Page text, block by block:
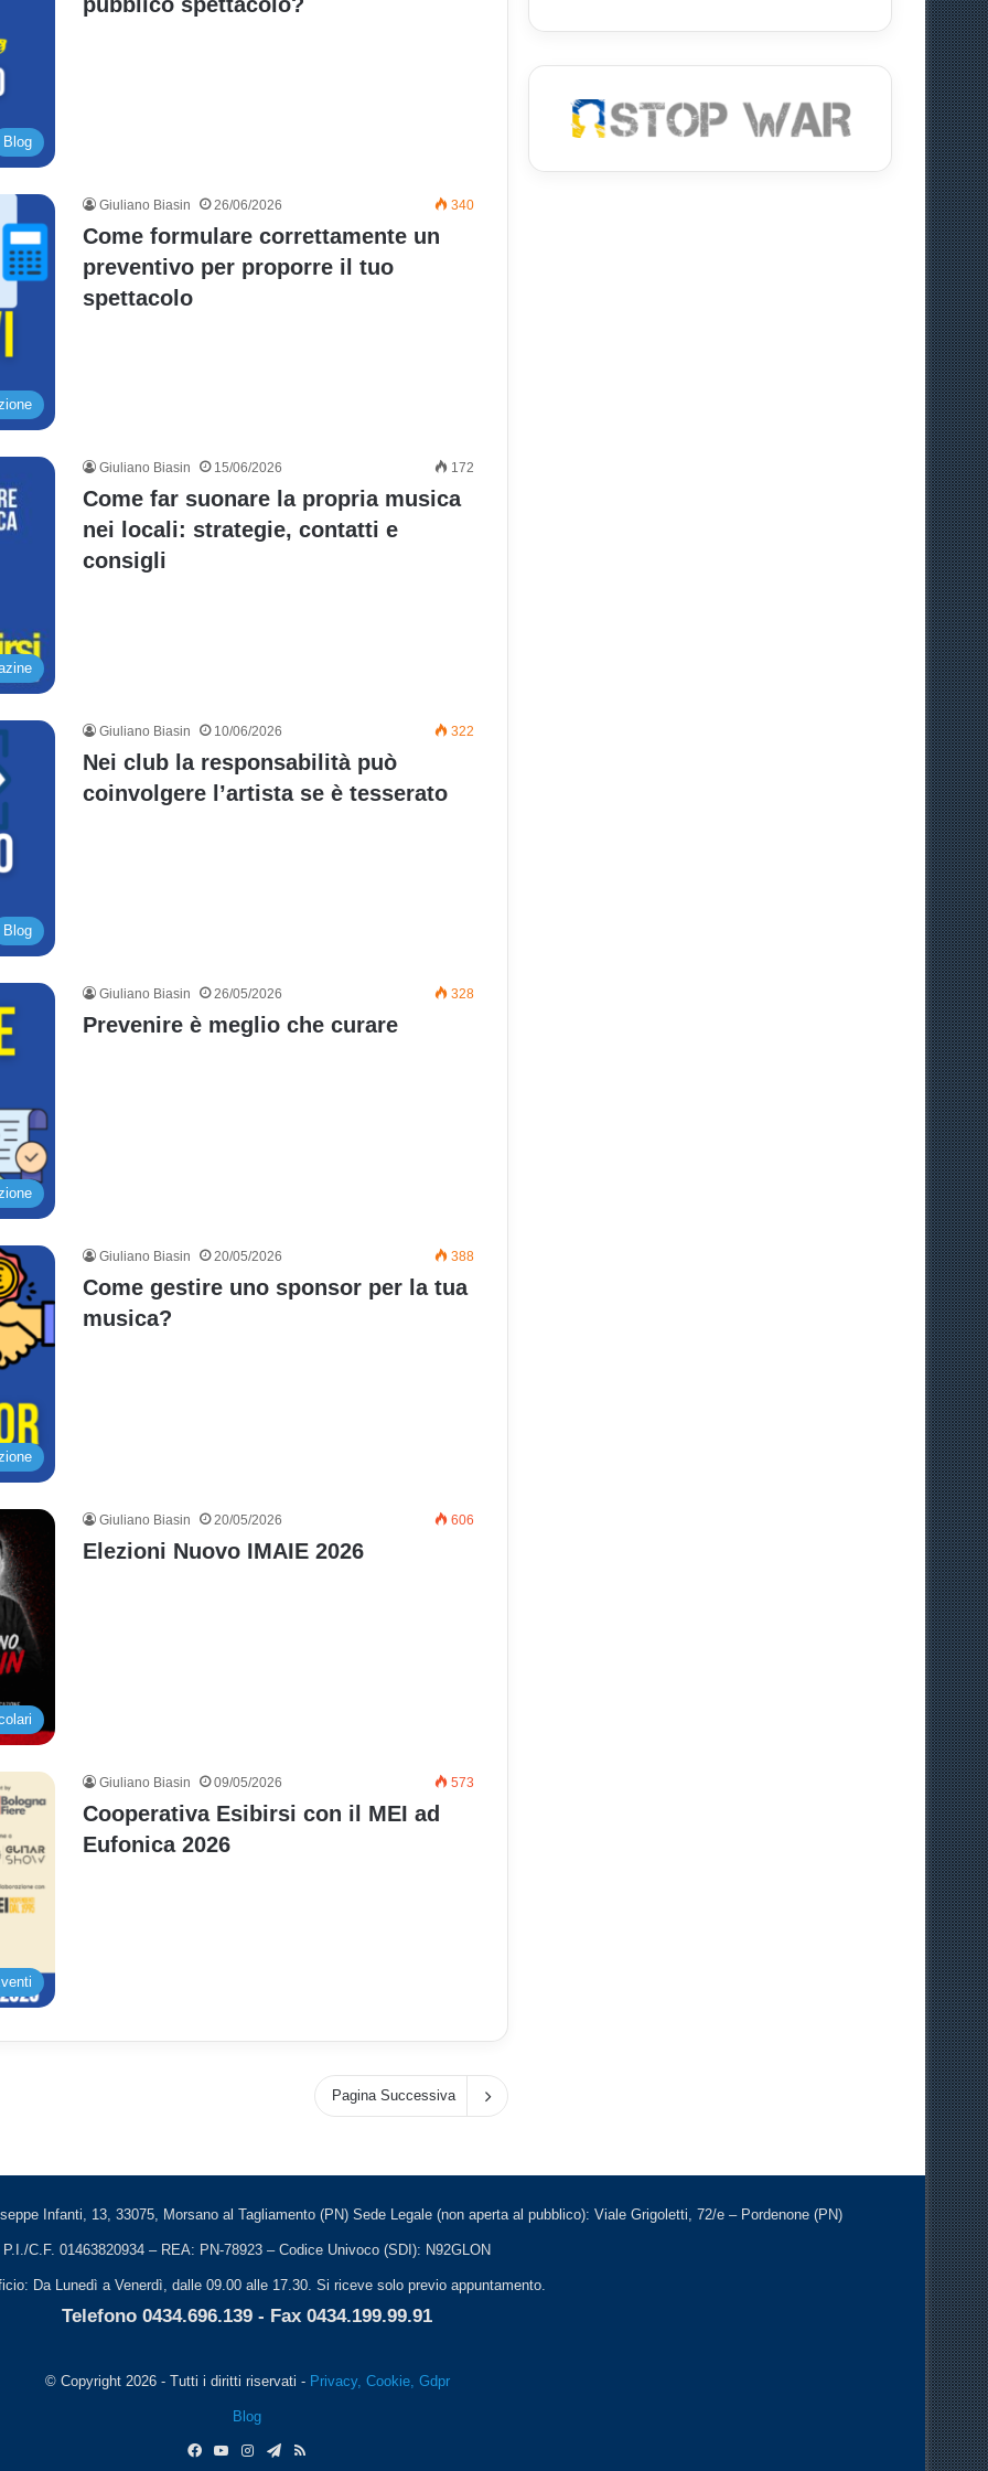
Blog
Giuliano Biasin 26/06/2026 340
Come formulare correttamente un
preventivo per proporre il tuo
spettacolo
Giuliano Biasin 15/06/2026 172
Come far suonare la propria musica
nei locali: strategie, contatti e
consigli
Blog
Giuliano Biasin 10/06/2026 322
Nei club la responsabilità può
coinvolgere l’artista se è tesserato
Giuliano Biasin 26/05/2026 328
Prevenire è meglio che curare
Giuliano Biasin 20/05/2026 388
Come gestire uno sponsor per la tua
musica?
Giuliano Biasin 20/05/2026 606
Elezioni Nuovo IMAIE 2026
Giuliano Biasin 09/05/2026 573
Cooperativa Esibirsi con il MEI ad
Eufonica 2026
Pagina Successiva
Infanti, 13, 33075, Morsano al Tagliamento (PN) Sede Legale (non aperta al pubblico): Viale Grigoletti, 72/e – Pordenone (PN)
P.I./C.F. 01463820934 – REA: PN-78923 – Codice Univoco (SDI): N92GLON
Da Lunedì a Venerdì, dalle 09.00 alle 17.30. Si riceve solo previo appuntamento.
Telefono 0434.696.139 - Fax 0434.199.99.91
© Copyright 2026 - Tutti i diritti riservati - Privacy, Cookie, Gdpr
Blog
Facebook
YouInstagram
Telegram